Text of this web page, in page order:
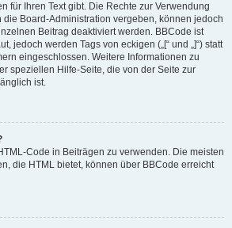
für Ihren Text gibt. Die Rechte zur Verwendung
Board-Administration vergeben, können jedoch
Beitrag deaktiviert werden. BBCode ist
jedoch werden Tags von eckigen („[“ und „]“) statt
eingeschlossen. Weitere Informationen zu
speziellen Hilfe-Seite, die von der Seite zur
ist.
Code in Beiträgen zu verwenden. Die meisten
die HTML bietet, können über BBCode erreicht